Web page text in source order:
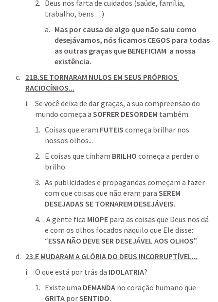
Deus nos farta de cuidados (saúde, família,
trabalho, bens…)
Mas por causa de algo que não saiu como
desejávamos, nós ficamos CEGOS para todas
as outras graças que BENEFICIAM  a nossa
existência.
21B.SE TORNARAM NULOS EM SEUS PRÓPRIOS
RACIOCÍNIOS...
Se você deixa de dar graças, a sua compreensão do
mundo começa a SOFRER DESORDEM também.
Coisas que eram FUTEIS começa brilhar nos
nossos olhos...
E coisas que tinham BRILHO começa a perder o
brilho.
As publicidades e propagandas começam a fazer
com que coisas que não eram para SEREM
DESEJADAS SE TORNAREM DESEJÁVEIS.
A gente fica MIOPE para as coisas que Deus nos dá
e com os olhos focados naquilo que Ele disse:
“ESSA NÃO DEVE SER DESEJÁVEL AOS OLHOS”.
23.E MUDARAM A GLÓRIA DO DEUS INCORRUPTÍVEL...
O que está por trás da IDOLATRIA?
Existe uma DEMANDA
GRITA por SENTIDO.